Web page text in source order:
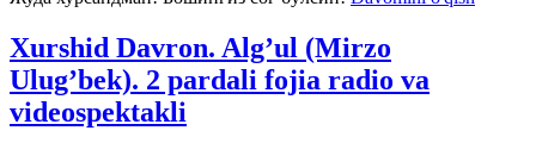
Xurshid Davron. Alg’ul (Mirzo
Ulug’bek). 2 pardali fojia radio va
videospektakli